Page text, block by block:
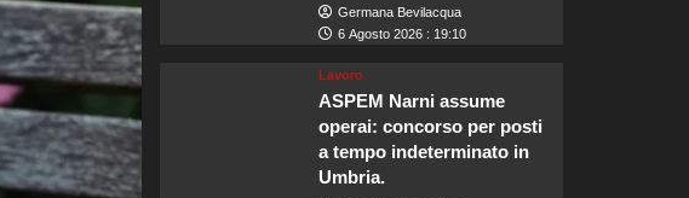
Germana Bevilacqua
6 Agosto 2026 : 19:10
Lavoro
ASPEM Narni assume
operai: concorso per posti
a tempo indeterminato in
Umbria.